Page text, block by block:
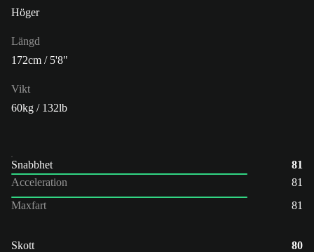
Höger
Längd
172cm / 5'8"
Vikt
60kg / 132lb
Snabbhet
81
Acceleration
81
Maxfart
81
Skott
80